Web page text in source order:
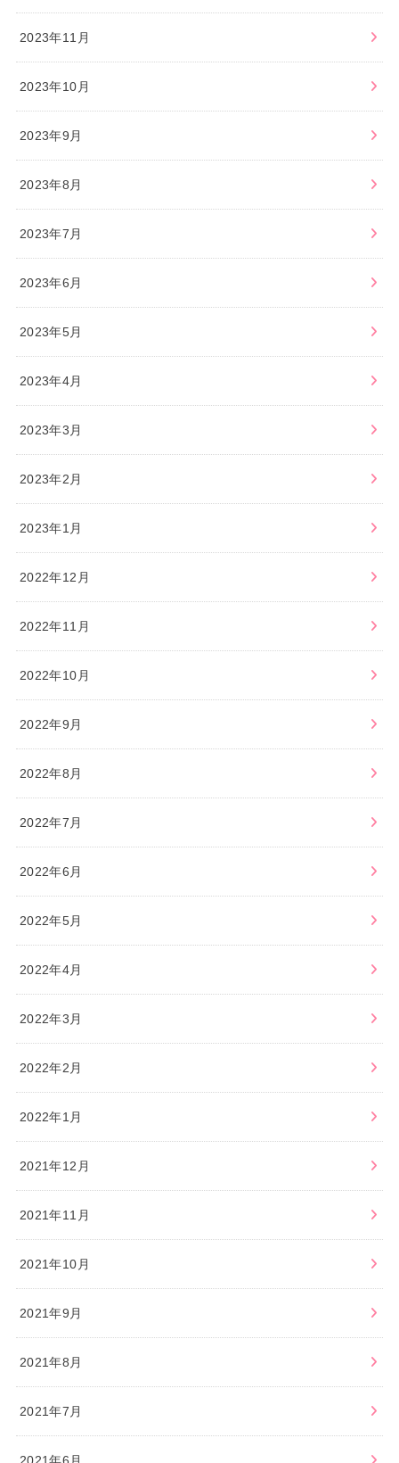
2023年11月
2023年10月
2023年9月
2023年8月
2023年7月
2023年6月
2023年5月
2023年4月
2023年3月
2023年2月
2023年1月
2022年12月
2022年11月
2022年10月
2022年9月
2022年8月
2022年7月
2022年6月
2022年5月
2022年4月
2022年3月
2022年2月
2022年1月
2021年12月
2021年11月
2021年10月
2021年9月
2021年8月
2021年7月